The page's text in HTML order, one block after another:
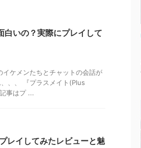
いの？実際にプレイして
ケメンたちとチャットの会話が
、、 『プラスメイト(Plus
事はプ ...
レイしてみたレビューと魅